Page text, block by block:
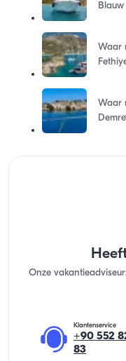
Waar
Waar
Onze
Klantenservice
+90 552
83